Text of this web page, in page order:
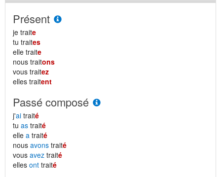
Présent
je traite
tu traites
elle traite
nous traitons
vous traitez
elles traitent
Passé composé
j'ai traité
tu as traité
elle a traité
nous avons traité
vous avez traité
elles ont traité